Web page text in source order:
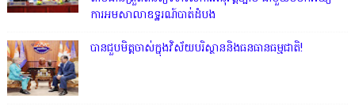
ការអមសាលាឧទ្ឋរណ៍បាត់ដំបង
បានជួបមិត្តចាស់ក្នុងវិស័យបរិស្ថាននិងធនធានធម្មជាតិ!